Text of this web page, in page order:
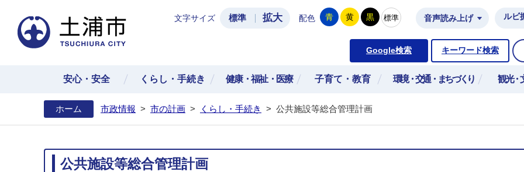
土浦市公式ホームページ
文字サイズ 標準 拡大 配色 青 黄 黒 標準 音声読み上げ ルビ
Google検索 キーワード検索
安心・安全 くらし・手続き 健康・福祉・医療 子育て・教育 環境・交通・まちづくり 観光・
ホーム 市政情報 > 市の計画 > くらし・手続き > 公共施設等総合管理計画
公共施設等総合管理計画